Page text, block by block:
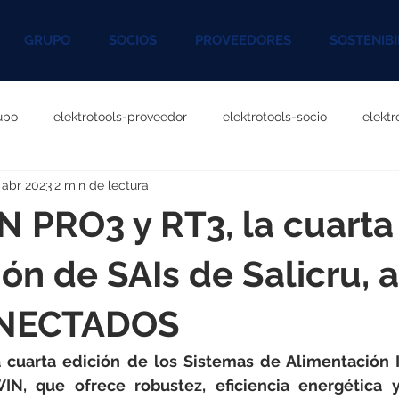
GRUPO SOCIOS PROVEEDORES
elektrotools-proveedor elektrotools-socio
P060000 elektrotools-P027000
P096000 elektrotools-P041000 elektrotools-
P046000 elektrotools-P121000
PRO3 y RT3, la cuarta
de SAIs de Salicru,
20232 min de lectura
cuarta edición de los Sistemas de Alimentación
que ofrece robustez, eficiencia energética